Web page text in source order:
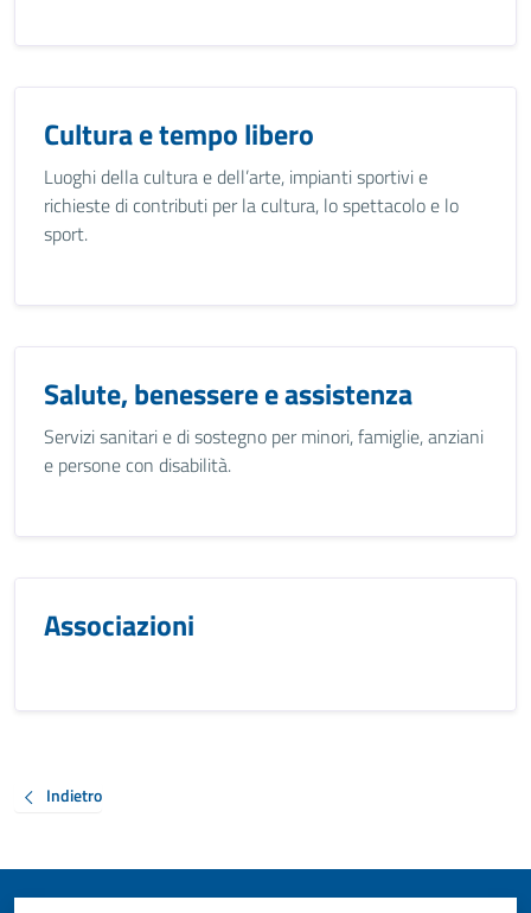
Cultura e tempo libero
Luoghi della cultura e dell’arte, impianti sportivi e
richieste di contributi per la cultura, lo spettacolo e lo
sport.
Salute, benessere e assistenza
Servizi sanitari e di sostegno per minori, famiglie, anziani
e persone con disabilità.
Associazioni
Indietro